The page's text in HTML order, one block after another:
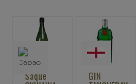
Saquê GIN